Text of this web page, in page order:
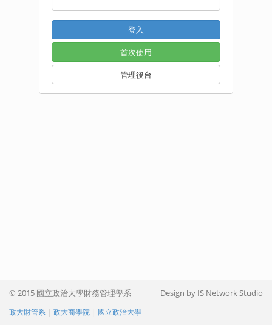
登入
首次使用
管理後台
© 2015 國立政治大學財務管理學系 Design by IS Network Studio
政大財管系 | 政大商學院 | 國立政治大學